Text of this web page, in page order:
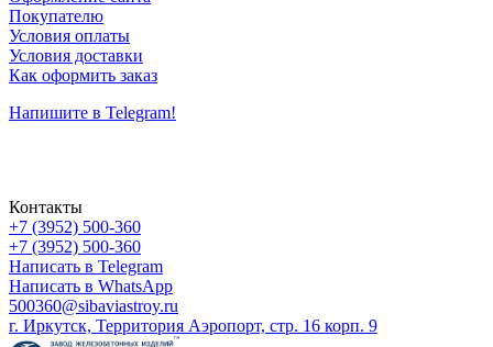
Покупателю
Условия оплаты
Условия доставки
Как оформить заказ
Напишите в Telegram!
Контакты
+7 (3952) 500-360
+7 (3952) 500-360
Написать в Telegram
Написать в WhatsApp
500360@sibaviastroy.ru
г. Иркутск, Территория Аэропорт, стр. 16 корп. 9